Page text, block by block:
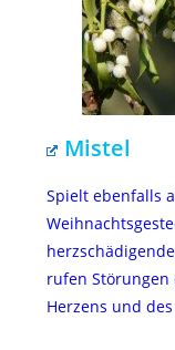
Mistel
Spielt ebenfalls
rufen Störungen
Herzens und